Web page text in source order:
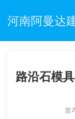
河南阿曼达
路沿石模
发